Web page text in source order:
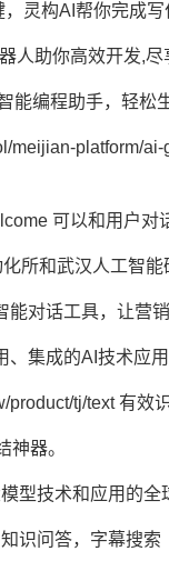
灵构AI帮你完成写
人助你高效开发,尽
能编程助手，轻松
meijian-platform/
可以和用户对
所和武汉人工智能
对话工具，让营
集成的AI技术应用
tj/text 有效
神器。
型技术和应用的全
识问答，字幕搜索